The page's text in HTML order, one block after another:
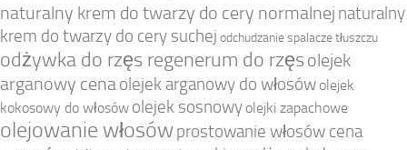
naturalny krem do twarzy do cery normalnej naturalny
krem do twarzy do cery suchej odchudzanie spalacze tłuszczu
odżywka do rzęs regenerum do rzęs olejek
arganowy cenaolejek arganowy do włosów olejek
kokosowy do włosów olejek sosnowy olejki zapachowe
olejowanie włosówprostowanie włosów cena